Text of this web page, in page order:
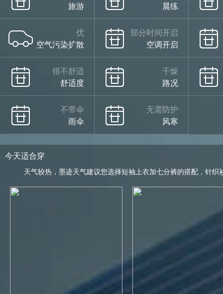
旅游
晨练
优
空气污染扩散
部分时间开启
空调开启
很不舒适
舒适度
干燥
路况
不带伞
雨伞
无需防护
风寒
今天适合穿
天气较热，墨迹天气建议您选择短袖上衣加七分裤的搭配，针织